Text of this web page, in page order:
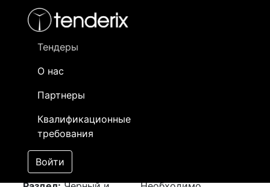
Тендеры
О нас
Партнеры
Квалификационные
требования
Войти
- активный лот
- сохраненный лот (не опубликован)
Закуп: Лист
[Завершен]
Лот №:
АУКЦИОН (покупка
товара)